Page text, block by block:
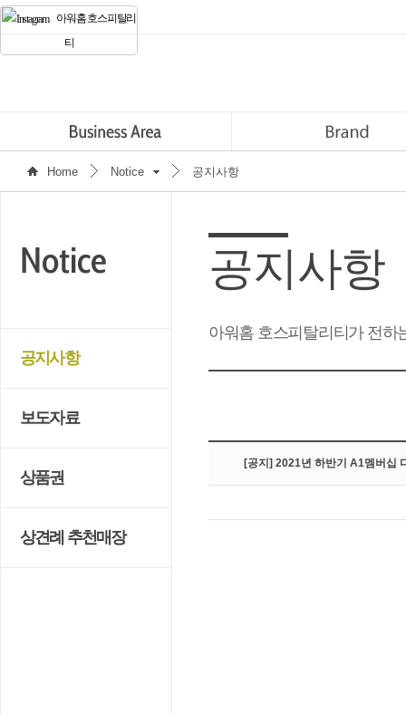
아워홈 호스피탈리
티
Home Notice 공지사항
공지사항
보도자료
상품권
상견례 추천매장
공지사항
아워홈 호스피탈리티가 전하
[공지] 2021년 하반기 A1멤버십